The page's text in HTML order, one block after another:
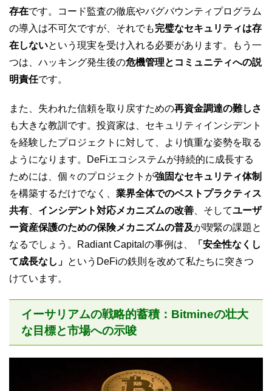
存在です。コード監査の徹底やバグバウンティプログラム
の導入は不可欠ですが、それでも完璧なセキュリティは存
在しないという現実を受け入れる必要があります。もう一
つは、ハッキング発生後の危機管理とコミュニティへの説
明責任です。
また、失われた信頼を取り戻すための再資金調達の難しさ
も大きな教訓です。投資家は、セキュリティインシデント
を経験したプロジェクトに対して、より慎重な姿勢を取る
ようになります。DeFiエコシステムが持続的に成長する
ためには、個々のプロジェクトが強固なセキュリティ体制
を構築するだけでなく、 業界全体でのベストプラクティス
共有
インシデント対応メカニズムの改善 、そしてユーザ
ー資産保護のための保険メカニズムの普及が喫緊の課題と
なるでしょう。Radiant Capitalの事例は、
「安全性なくし
て成長なし」
というDeFiの鉄則を改めて私たちに突きつ
けています。
イーサリアムの戦略的蓄積：Bitmineの壮大
な目標と市場への示唆